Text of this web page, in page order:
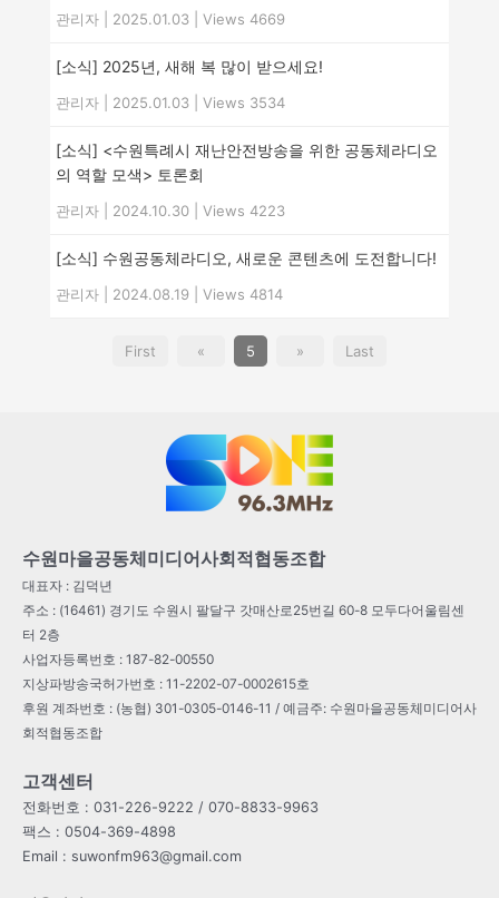
관리자 2025.01.03 Views 4669
[소식] 2025년, 새해 복 많이 받으세요!
관리자 2025.01.03 Views 3534
[소식] <수원특례시 재난안전방송을 위한 공동체라디오
의 역할 모색> 토론회
관리자 2024.10.30 Views 4223
[소식] 수원공동체라디오, 새로운 콘텐츠에 도전합니다!
관리자 2024.08.19 Views 4814
First « 5 » Last
수원마을공동체미디어사회적협동조합
대표자 : 김덕년
주소 : (16461) 경기도 수원시 팔달구 갓매산로25번길 60-8 모두다어울림센
터 2층
사업자등록번호 : 187-82-00550
지상파방송국허가번호 : 11-2202-07-0002615호
후원 계좌번호 : (농협) 301-0305-0146-11 / 예금주: 수원마을공동체미디어사
회적협동조합
고객센터
전화번호 : 031-226-9222 / 070-8833-9963
팩스 : 0504-369-4898
Email : suwonfm963@gmail.com